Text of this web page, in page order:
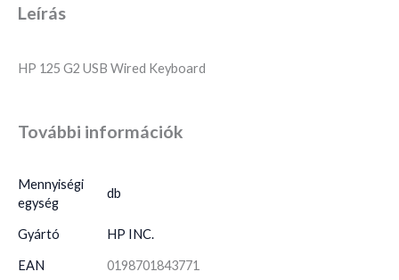
Leírás
HP 125 G2 USB Wired Keyboard
További információk
Mennyiségi
egység
db
Gyártó HP INC.
EAN 0198701843771